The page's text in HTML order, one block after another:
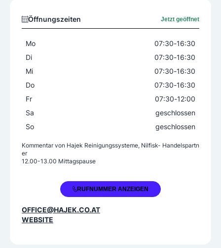
Öffnungszeiten Jetzt geöffnet
Mo 07:30-16:30
Di
07:30-16:30
Mi
07:30-16:30
Do
07:30-16:30
Fr
07:30-12:00
Sa
geschlossen
So
geschlossen
Kommentar von Hajek Reinigungssysteme, Nilfisk- Handelspartn
er
12.00-13.00 Mittagspause
+43 3862 31001RUFNUMMER ANZEIGEN
OFFICE@HAJEK.CO.AT
WEBSITE